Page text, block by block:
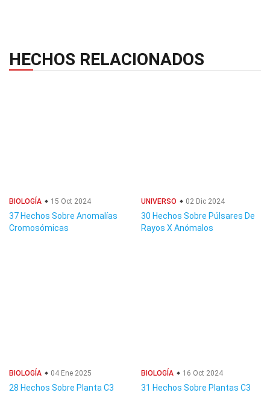
HECHOS RELACIONADOS
BIOLOGÍA 15 Oct 2024
37 Hechos Sobre Anomalías
Cromosómicas
UNIVERSO 02 Dic 2024
30 Hechos Sobre Púlsares De
Rayos X Anómalos
BIOLOGÍA 04 Ene 2025
28 Hechos Sobre Planta C3
BIOLOGÍA 16 Oct 2024
31 Hechos Sobre Plantas C3